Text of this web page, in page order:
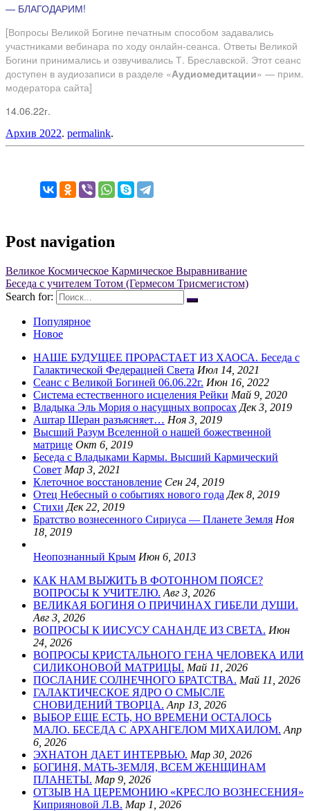
— БЛАГОДАРИМ!
[Вопросы Великой Богине печатным способом задавались
участниками вебинара по ходу онлайн-сеанса. Ответы Великой
Богини принимались и озвучивались Т. Бреславской. Этот сеанс
доступен в аудиозаписи в разделе «Аудиомедитации» — прим.
модератора сайта]
14.06.22г.
Архив 2022. permalink.
Post navigation
Великое Космическое Кармическое Выравнивание
Беседа с учителем Тотом (Гермесом Трисмегистом)
Search for:
Популярное
Новое
НАШЕ БУДУЩЕЕ ПРОРАСТАЕТ ИЗ ХАОСА. Беседа с
Галактической Федерацией Света Июл 14, 2021
Сеанс с Великой Богиней 06.06.22г. Июн 16, 2022
Система естественного исцеления Рейки Май 9, 2020
Владыка Эль Мория о насущных вопросах Дек 3, 2019
Аштар Шеран разъясняет… Ноя 3, 2019
Высший Разум Вселенной о нашей божественной
матрице Окт 6, 2019
Беседа с Владыками Кармы. Высший Кармический
Совет Мар 3, 2021
Клеточное восстановление Сен 24, 2019
Отец Небесный о событиях нового года Дек 8, 2019
Стихи Дек 22, 2019
Братство вознесенного Сириуса — Планете Земля Ноя
18, 2019
Неопознанный Крым Июн 6, 2013
КАК НАМ ВЫЖИТЬ В ФОТОННОМ ПОЯСЕ?
ВОПРОСЫ К УЧИТЕЛЮ. Авг 3, 2026
ВЕЛИКАЯ БОГИНЯ О ПРИЧИНАХ ГИБЕЛИ ДУШИ.
Авг 3, 2026
ВОПРОСЫ К ИИСУСУ САНАНДЕ ИЗ СВЕТА. Июн
24, 2026
ВОПРОСЫ КРИСТАЛЬНОГО ГЕНА ЧЕЛОВЕКА ИЛИ
СИЛИКОНОВОЙ МАТРИЦЫ. Май 11, 2026
ПОСЛАНИЕ СОЛНЕЧНОГО БРАТСТВА. Май 11, 2026
ГАЛАКТИЧЕСКОЕ ЯДРО О СМЫСЛЕ
СНОВИДЕНИЙ ТВОРЦА. Апр 13, 2026
ВЫБОР ЕЩЕ ЕСТЬ, НО ВРЕМЕНИ ОСТАЛОСЬ
МАЛО. БЕСЕДА С АРХАНГЕЛОМ МИХАИЛОМ. Апр
6, 2026
ЭХНАТОН ДАЕТ ИНТЕРВЬЮ. Мар 30, 2026
БОГИНЯ, МАТЬ-ЗЕМЛЯ, ВСЕМ ЖЕНЩИНАМ
ПЛАНЕТЫ. Мар 9, 2026
ОТЗЫВ НА ЦЕРЕМОНИЮ «КРЕСЛО ВОЗНЕСЕНИЯ»
Киприяновой Л.В. Мар 1, 2026